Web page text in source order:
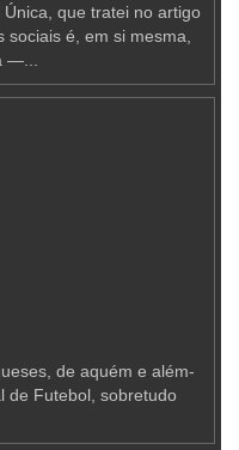
que tratei no artigo
sociais é, em si mesma,
—...
de aquém e além-
de Futebol, sobretudo